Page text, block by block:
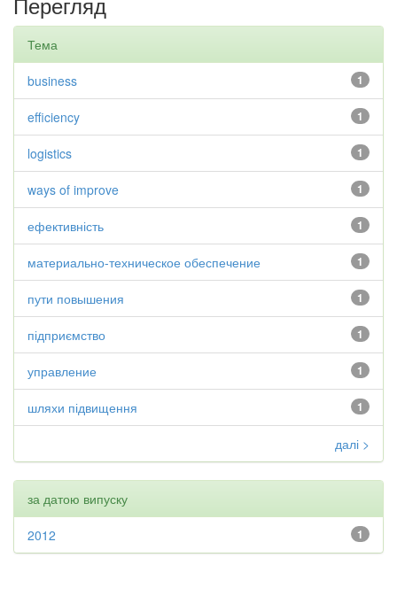
Тема
1
business
1
efficiency
1
logistics
1
ways of improve
1
ефективність
1
материально-техническое обеспечение
1
пути повышения
1
підприємство
1
управление
1
шляхи підвищення
далі >
за датою випуску
1
2012